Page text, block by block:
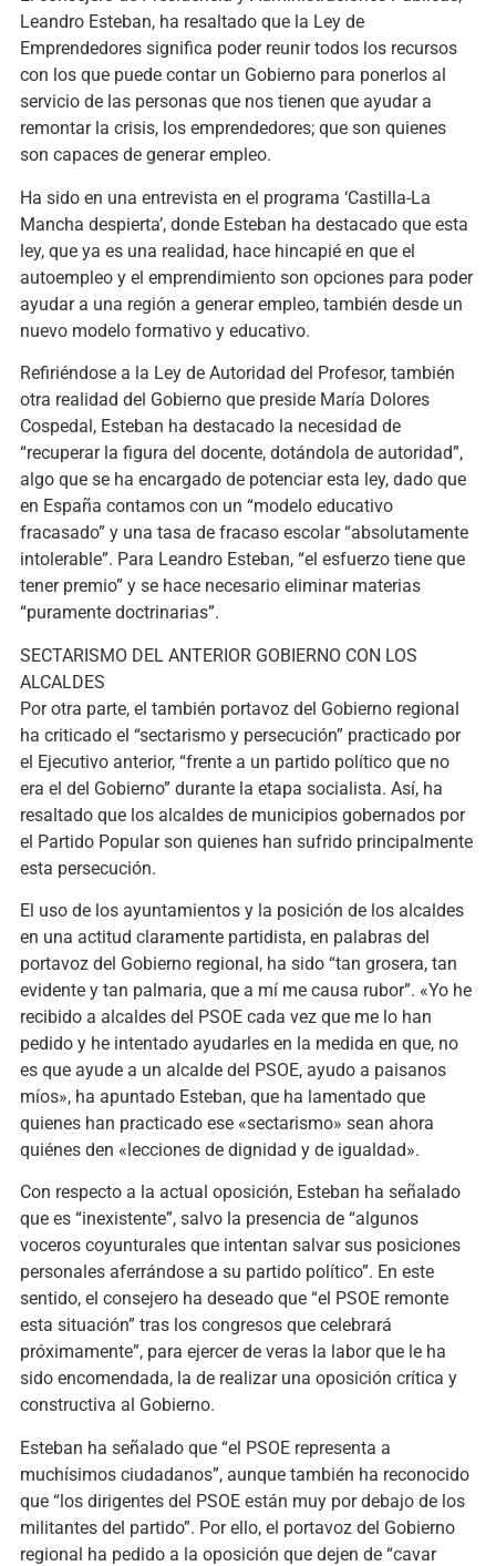
Leandro Esteban, ha resaltado que la Ley de
Emprendedores significa poder reunir todos los recursos
con los que puede contar un Gobierno para ponerlos al
servicio de las personas que nos tienen que ayudar a
remontar la crisis, los emprendedores; que son quienes
son capaces de generar empleo.
Ha sido en una entrevista en el programa ‘Castilla-La
Mancha despierta’, donde Esteban ha destacado que esta
ley, que ya es una realidad, hace hincapié en que el
autoempleo y el emprendimiento son opciones para poder
ayudar a una región a generar empleo, también desde un
nuevo modelo formativo y educativo.
Refiriéndose a la Ley de Autoridad del Profesor, también
otra realidad del Gobierno que preside María Dolores
Cospedal, Esteban ha destacado la necesidad de
“recuperar la figura del docente, dotándola de autoridad”,
algo que se ha encargado de potenciar esta ley, dado que
en España contamos con un “modelo educativo
fracasado” y una tasa de fracaso escolar “absolutamente
intolerable”. Para Leandro Esteban, “el esfuerzo tiene que
tener premio” y se hace necesario eliminar materias
“puramente doctrinarias”.
SECTARISMO DEL ANTERIOR GOBIERNO CON LOS
ALCALDES
Por otra parte, el también portavoz del Gobierno regional
ha criticado el “sectarismo y persecución” practicado por
el Ejecutivo anterior, “frente a un partido político que no
era el del Gobierno” durante la etapa socialista. Así, ha
resaltado que los alcaldes de municipios gobernados por
el Partido Popular son quienes han sufrido principalmente
esta persecución.
El uso de los ayuntamientos y la posición de los alcaldes
en una actitud claramente partidista, en palabras del
portavoz del Gobierno regional, ha sido “tan grosera, tan
evidente y tan palmaria, que a mí me causa rubor”. «Yo he
recibido a alcaldes del PSOE cada vez que me lo han
pedido y he intentado ayudarles en la medida en que, no
es que ayude a un alcalde del PSOE, ayudo a paisanos
míos», ha apuntado Esteban, que ha lamentado que
quienes han practicado ese «sectarismo» sean ahora
quiénes den «lecciones de dignidad y de igualdad».
Con respecto a la actual oposición, Esteban ha señalado
que es “inexistente”, salvo la presencia de “algunos
voceros coyunturales que intentan salvar sus posiciones
personales aferrándose a su partido político”. En este
sentido, el consejero ha deseado que “el PSOE remonte
esta situación” tras los congresos que celebrará
próximamente”, para ejercer de veras la labor que le ha
sido encomendada, la de realizar una oposición crítica y
constructiva al Gobierno.
Esteban ha señalado que “el PSOE representa a
muchísimos ciudadanos”, aunque también ha reconocido
que “los dirigentes del PSOE están muy por debajo de los
militantes del partido”. Por ello, el portavoz del Gobierno
regional ha pedido a la oposición que dejen de “cavar